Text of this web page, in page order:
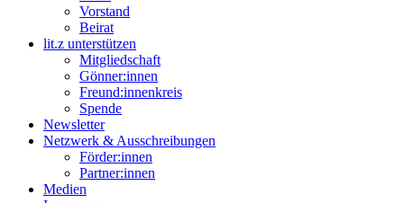
Vorstand
Beirat
lit.z unterstützen
Mitgliedschaft
Gönner:innen
Freund:innenkreis
Spende
Newsletter
Netzwerk & Ausschreibungen
Förder:innen
Partner:innen
Medien